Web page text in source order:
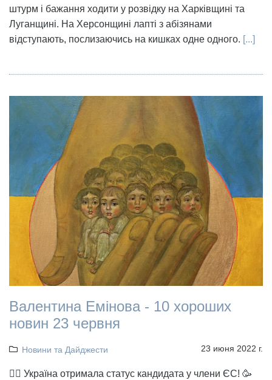
штурм і бажання ходити у розвідку на Харківщині та
Луганщині. На Херсонщині лапті з абізянами
відступають, послизаючись на кишках одне одного. [...]
Валентина Емінова - 10 хороших
новин 23 червня
Новини та Дайджести 23 июня 2022 г.
👉🏻 Україна отримала статус кандидата у члени ЄС! 🥳